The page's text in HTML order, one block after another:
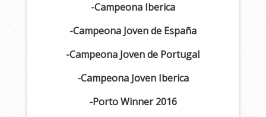
-Campeona Iberica
-Campeona Joven de España
-Campeona Joven de Portugal
-Campeona Joven Iberica
-Porto Winner 2016